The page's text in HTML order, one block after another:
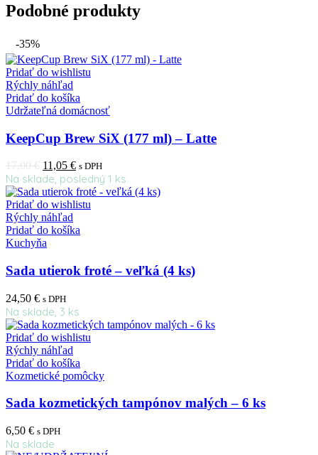
Podobné produkty
-35%
Pridať do wishlistu
Rýchly náhľad
Pridať do košíka
Udržateľná domácnosť
KeepCup Brew SiX (177 ml) – Latte
11,05 € s DPH
Na sklade, posledný 1 ks
Pridať do wishlistu
Rýchly náhľad
Pridať do košíka
Kuchyňa
Sada utierok froté – veľká (4 ks)
24,50 € s DPH
Na sklade, 3 ks
Pridať do wishlistu
Rýchly náhľad
Pridať do košíka
Kozmetické pomôcky
Sada kozmetických tampónov malých – 6 ks
6,50 € s DPH
Na sklade